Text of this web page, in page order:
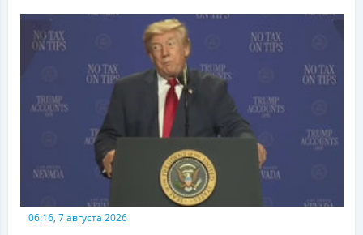
06:16, 7 августа 2026